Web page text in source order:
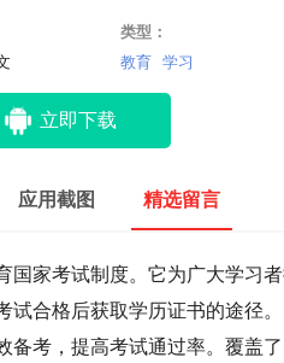
类型：
教育
学习
立即下载
应用截图 精选留言
国家考试制度。它为广大学习
试合格后获取学历证书的途径
备考，提高考试通过率。覆盖